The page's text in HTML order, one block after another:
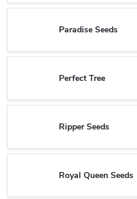
Paradise Seeds
Perfect Tree
Ripper Seeds
Royal Queen Seeds